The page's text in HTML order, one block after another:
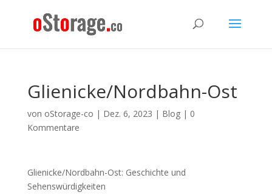
Glienicke/Nordbahn-Ost
von oStorage-co | Dez. 6, 2023 | Blog| 0
Kommentare
Glienicke/Nordbahn-Ost: Geschichte und
Sehenswürdigkeiten